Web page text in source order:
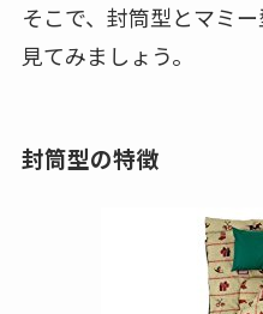
そこで、封筒型とマミ
見てみましょう。
封筒型の特徴